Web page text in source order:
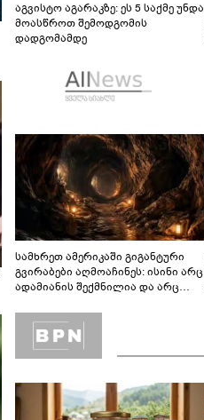
აგვისტო აგარაკზე: ეს 5 საქმე უნდა
მოასწროთ შემოდგომის
დადგომამდე
სამხრეთ ამერიკაში გიგანტური
გვირაბები აღმოაჩინეს: ისინი არც
ადამიანის შექმნილია და არც
ლაბირინთები?